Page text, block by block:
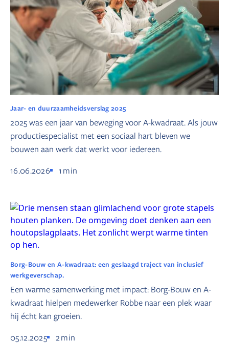
Jaar- en duurzaamheidsverslag 2025
2025 was een jaar van beweging voor A-kwadraat. Als jouw
productiespecialist met een sociaal hart bleven we
bouwen aan werk dat werkt voor iedereen.
16.06.2026
1 min
Borg-Bouw en A-kwadraat: een geslaagd traject van inclusief
werkgeverschap.
Een warme samenwerking met impact: Borg-Bouw en A-
kwadraat hielpen medewerker Robbe naar een plek waar
hij écht kan groeien.
05.12.2025
2min